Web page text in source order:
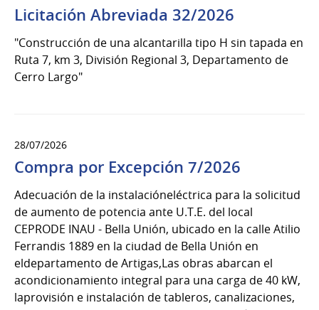
Licitación Abreviada 32/2026
"Construcción de una alcantarilla tipo H sin tapada en
Ruta 7, km 3, División Regional 3, Departamento de
Cerro Largo"
28/07/2026
Compra por Excepción 7/2026
Adecuación de la instalacióneléctrica para la solicitud
de aumento de potencia ante U.T.E. del local
CEPRODE INAU - Bella Unión, ubicado en la calle Atilio
Ferrandis 1889 en la ciudad de Bella Unión en
eldepartamento de Artigas,Las obras abarcan el
acondicionamiento integral para una carga de 40 kW,
laprovisión e instalación de tableros, canalizaciones,